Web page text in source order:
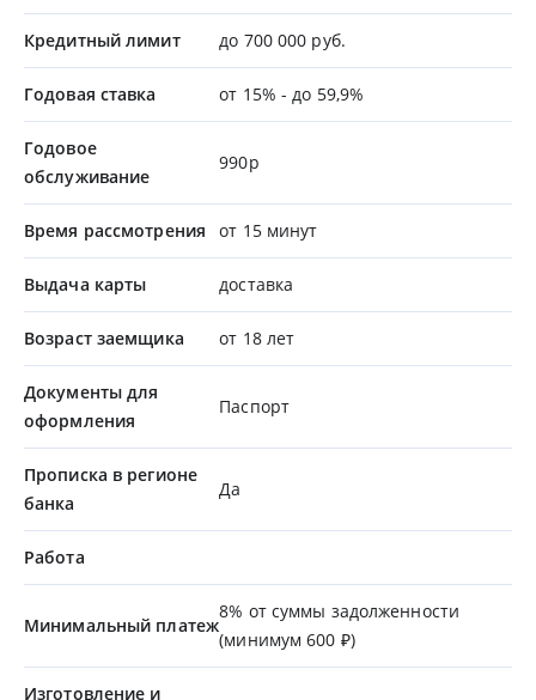
Кредитный лимит до 700 000 руб.
Годовая ставка от 15% - до 59,9%
Годовое
обслуживание
990р
Время рассмотрения от 15 минут
Выдача карты доставка
Возраст заемщика от 18 лет
Документы для
оформления
Паспорт
Прописка в регионе
банка
Да
Работа
Минимальный платеж
8% от суммы задолженности
(минимум 600 ₽)
Изготовление и